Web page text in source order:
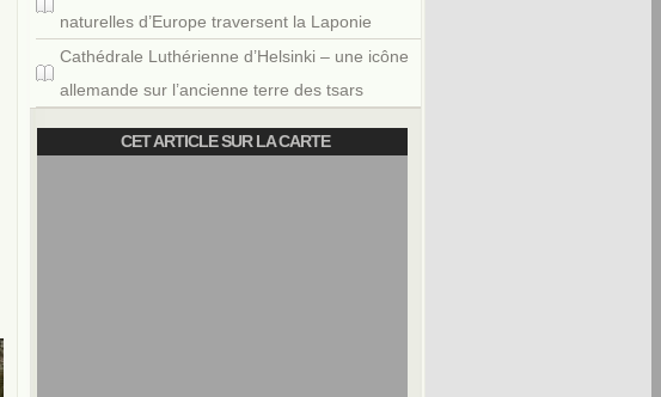
naturelles d’Europe traversent la Laponie
Cathédrale Luthérienne d’Helsinki – une icône
allemande sur l’ancienne terre des tsars
CET ARTICLE SUR LA CARTE